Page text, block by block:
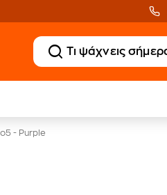
- Purple